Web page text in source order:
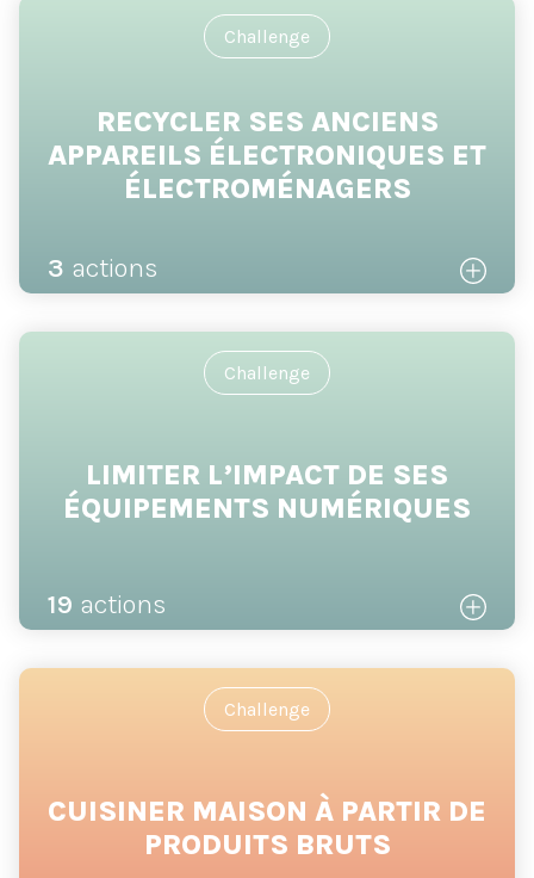
Challenge
RECYCLER SES ANCIENS
APPAREILS ÉLECTRONIQUES ET
ÉLECTROMÉNAGERS
3 actions
Challenge
LIMITER L’IMPACT DE SES
ÉQUIPEMENTS NUMÉRIQUES
19 actions
Challenge
CUISINER MAISON À PARTIR DE
PRODUITS BRUTS